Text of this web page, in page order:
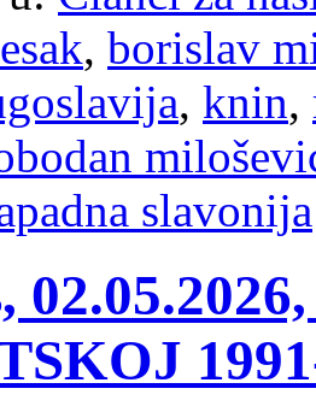
, borislav
, knin,
slavonija